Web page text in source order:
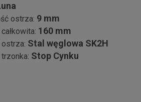
ostrza: 9 mm
całkowita: 160 mm
ostrza: Stal węglowa SK2H
Stop Cynku